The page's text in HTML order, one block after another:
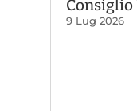
Consiglio
9 Lug 2026